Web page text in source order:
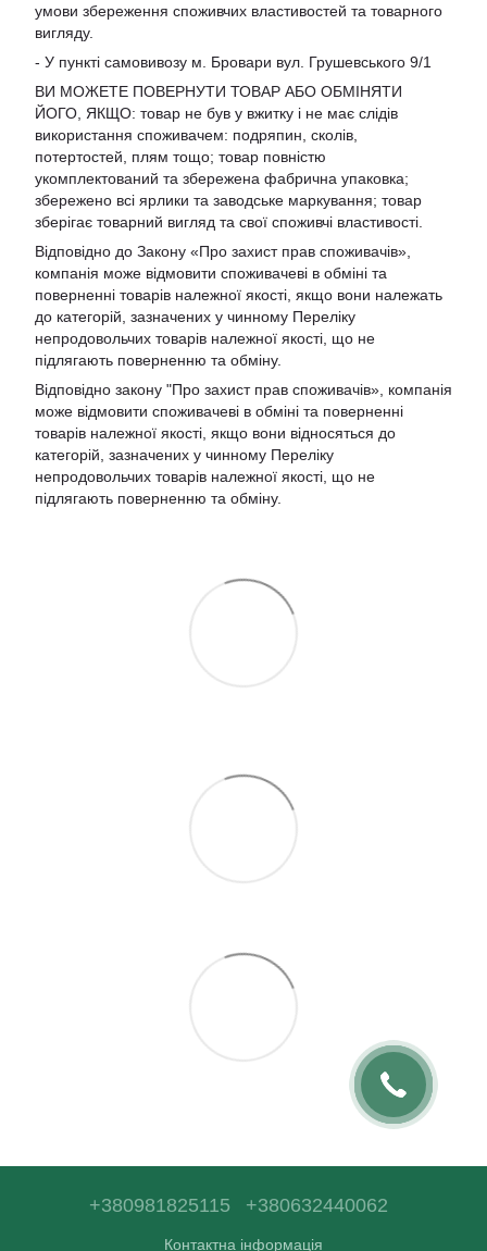
умови збереження споживчих властивостей та товарного
вигляду.
- У пункті самовивозу м. Бровари вул. Грушевського 9/1
ВИ МОЖЕТЕ ПОВЕРНУТИ ТОВАР АБО ОБМІНЯТИ
ЙОГО, ЯКЩО: товар не був у вжитку і не має слідів
використання споживачем: подряпин, сколів,
потертостей, плям тощо; товар повністю
укомплектований та збережена фабрична упаковка;
збережено всі ярлики та заводське маркування; товар
зберігає товарний вигляд та свої споживчі властивості.
Відповідно до Закону «Про захист прав споживачів»,
компанія може відмовити споживачеві в обміні та
поверненні товарів належної якості, якщо вони належать
до категорій, зазначених у чинному Переліку
непродовольчих товарів належної якості, що не
підлягають поверненню та обміну.
Відповідно закону "Про захист прав споживачів» , компанія
може відмовити споживачеві в обміні та поверненні
товарів належної якості, якщо вони відносяться до
категорій, зазначених у чинному Переліку
непродовольчих товарів належної якості, що не
підлягають поверненню та обміну.
+380981825115 +380632440062
Контактна інформація